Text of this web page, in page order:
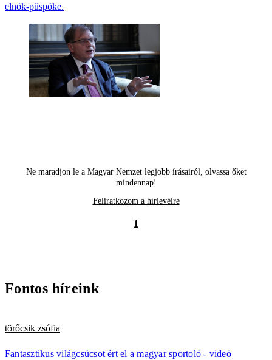
elnök-püspöke.
Ne maradjon le a Magyar Nemzet legjobb írásairól, olvassa őket
mindennap!
Feliratkozom a hírlevélre
1
Fontos híreink
törőcsik zsófia
Fantasztikus világcsúcsot ért el a magyar sportoló - videó